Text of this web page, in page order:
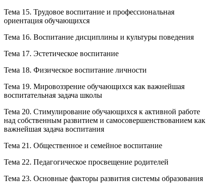
Тема 15. Трудовое воспитание и профессиональная
ориентация обучающихся
Тема 16. Воспитание дисциплины и культуры поведения
Тема 17. Эстетическое воспитание
Тема 18. Физическое воспитание личности
Тема 19. Мировоззрение обучающихся как важнейшая
воспитательная задача школы
Тема 20. Стимулирование обучающихся к активной работе
над собственным развитием и самосовершенствованием как
важнейшая задача воспитания
Тема 21. Общественное и семейное воспитание
Тема 22. Педагогическое просвещение родителей
Тема 23. Основные факторы развития системы образования